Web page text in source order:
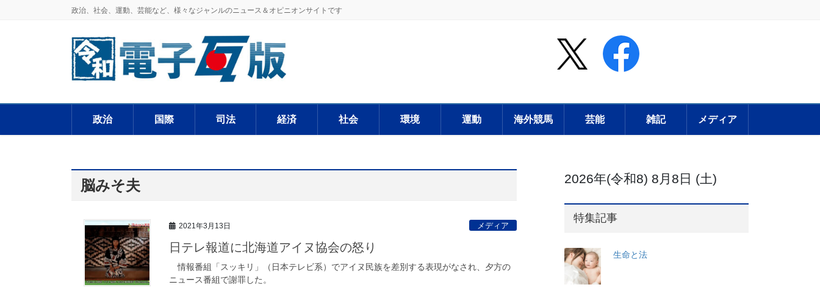
政治、社会、運動、芸能など、様々なジャンルのニュース＆オピニオンサイトです
政治 国際 司法 経済 社会 環境 運動 海外競馬 芸能 雑記 メディア
脳みそ夫
2021年3月13日 メディア
日テレ報道に北海道アイヌ協会の怒り
情報番組「スッキリ」（日本テレビ系）でアイヌ民族を差別する表現がなされ、夕方の
ニュース番組で謝罪した。
2026年(令和8) 8月8日 (土)
特集記事
生命と法